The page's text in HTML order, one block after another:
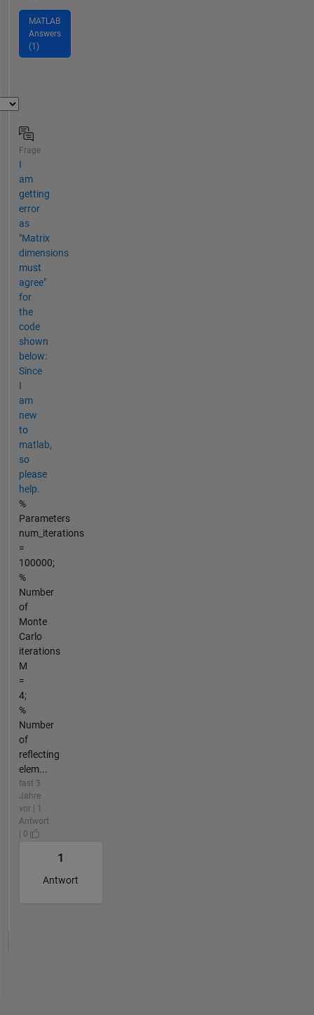
MATLAB
Answers
(1)
Frage
I
am
getting
error
as
"Matrix
dimensions
must
agree"
for
the
code
shown
below:
Since
I
am
new
to
matlab,
so
please
help.
%
Parameters
num_iterations
=
100000;
%
Number
of
Monte
Carlo
iterations
M
=
4;
%
Number
of
reflecting
elem...
fast 3
Jahre
vor | 1
Antwort
| 0
1
Antwort